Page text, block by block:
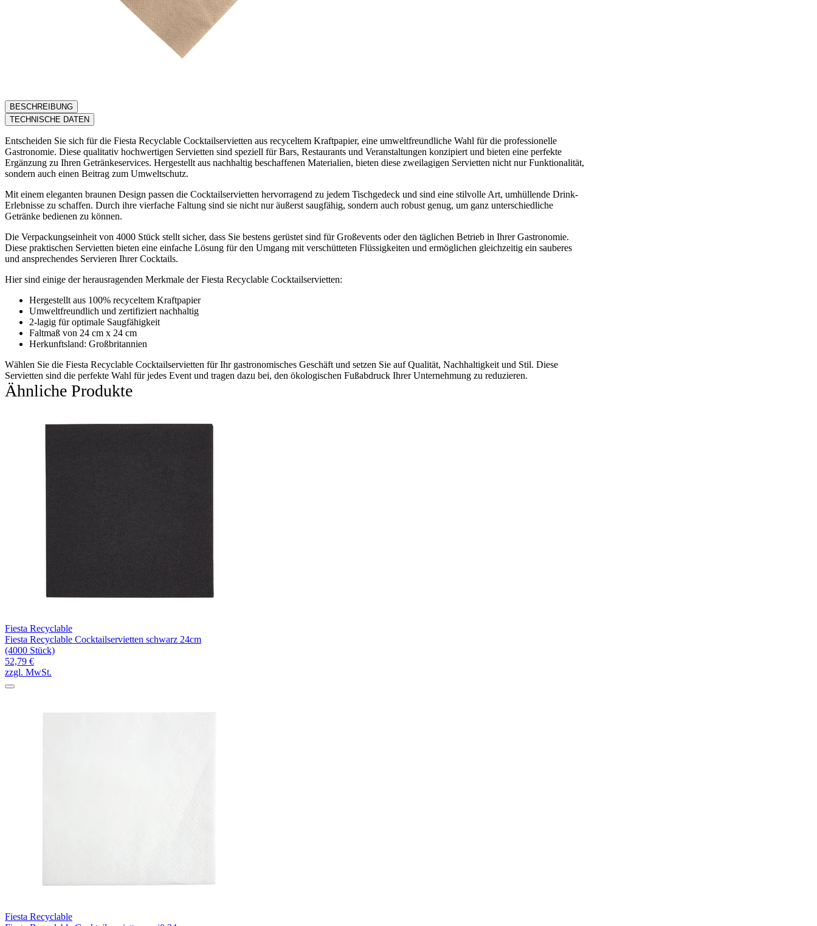
BESCHREIBUNG
TECHNISCHE DATEN
Entscheiden Sie sich für die Fiesta Recyclable Cocktailservietten aus recyceltem Kraftpapier, eine umweltfreundliche Wahl für die professionelle
Gastronomie. Diese qualitativ hochwertigen Servietten sind speziell für Bars, Restaurants und Veranstaltungen konzipiert und bieten eine perfekte
Ergänzung zu Ihren Getränkeservices. Hergestellt aus nachhaltig beschaffenen Materialien, bieten diese zweilagigen Servietten nicht nur Funktionalität,
sondern auch einen Beitrag zum Umweltschutz.
Mit einem eleganten braunen Design passen die Cocktailservietten hervorragend zu jedem Tischgedeck und sind eine stilvolle Art, umhüllende Drink-
Erlebnisse zu schaffen. Durch ihre vierfache Faltung sind sie nicht nur äußerst saugfähig, sondern auch robust genug, um ganz unterschiedliche
Getränke bedienen zu können.
Die Verpackungseinheit von 4000 Stück stellt sicher, dass Sie bestens gerüstet sind für Großevents oder den täglichen Betrieb in Ihrer Gastronomie.
Diese praktischen Servietten bieten eine einfache Lösung für den Umgang mit verschütteten Flüssigkeiten und ermöglichen gleichzeitig ein sauberes
und ansprechendes Servieren Ihrer Cocktails.
Hier sind einige der herausragenden Merkmale der Fiesta Recyclable Cocktailservietten:
Hergestellt aus 100% recyceltem Kraftpapier
Umweltfreundlich und zertifiziert nachhaltig
2-lagig für optimale Saugfähigkeit
Faltmaß von 24 cm x 24 cm
Herkunftsland: Großbritannien
Wählen Sie die Fiesta Recyclable Cocktailservietten für Ihr gastronomisches Geschäft und setzen Sie auf Qualität, Nachhaltigkeit und Stil. Diese
Servietten sind die perfekte Wahl für jedes Event und tragen dazu bei, den ökologischen Fußabdruck Ihrer Unternehmung zu reduzieren.
Ähnliche Produkte
Fiesta Recyclable
Fiesta Recyclable Cocktailservietten schwarz 24cm
(4000 Stück)
52,79 €
zzgl. MwSt.
Fiesta Recyclable